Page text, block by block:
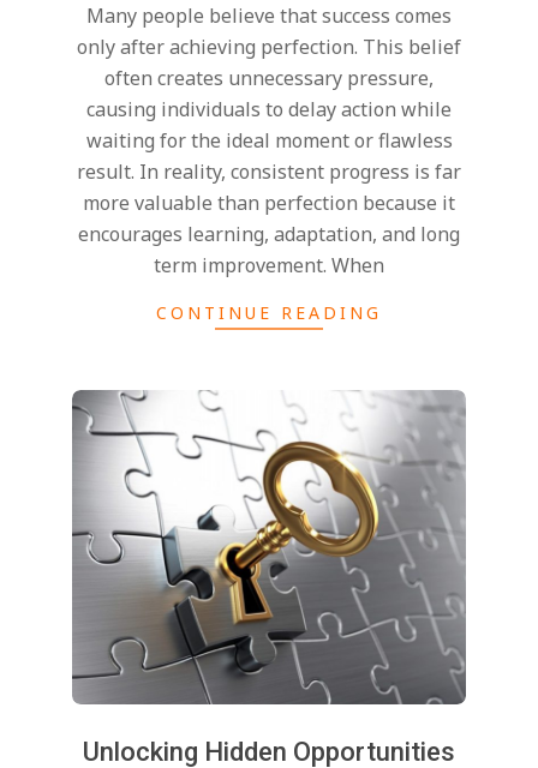
Many people believe that success comes
only after achieving perfection. This belief
often creates unnecessary pressure,
causing individuals to delay action while
waiting for the ideal moment or flawless
result. In reality, consistent progress is far
more valuable than perfection because it
encourages learning, adaptation, and long
term improvement. When
CONTINUE READING
Unlocking Hidden Opportunities